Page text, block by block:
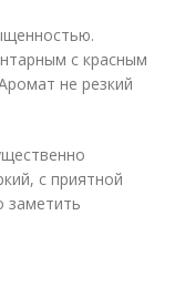
с красным
не резкий
с приятной
заметить